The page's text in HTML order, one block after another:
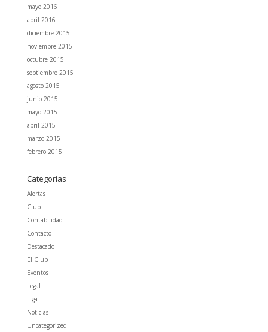
mayo 2016
abril 2016
diciembre 2015
noviembre 2015
octubre 2015
septiembre 2015
agosto 2015
junio 2015
mayo 2015
abril 2015
marzo 2015
febrero 2015
Categorías
Alertas
Club
Contabilidad
Contacto
Destacado
El Club
Eventos
Legal
Liga
Noticias
Uncategorized